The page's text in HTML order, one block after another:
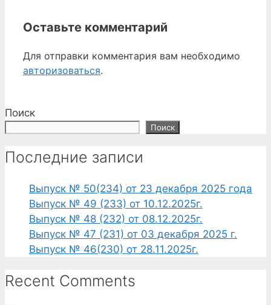
Оставьте комментарий
Для отправки комментария вам необходимо
авторизоваться.
Поиск
Поиск
Последние записи
Выпуск № 50(234) от 23 декабря 2025 года
Выпуск № 49 (233) от 10.12.2025г.
Выпуск № 48 (232) от 08.12.2025г.
Выпуск № 47 (231) от 03 декабря 2025 г.
Выпуск № 46(230) от 28.11.2025г.
Recent Comments